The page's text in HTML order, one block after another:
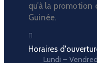
qu’à la
Guinée.
Horaires
Lundi –